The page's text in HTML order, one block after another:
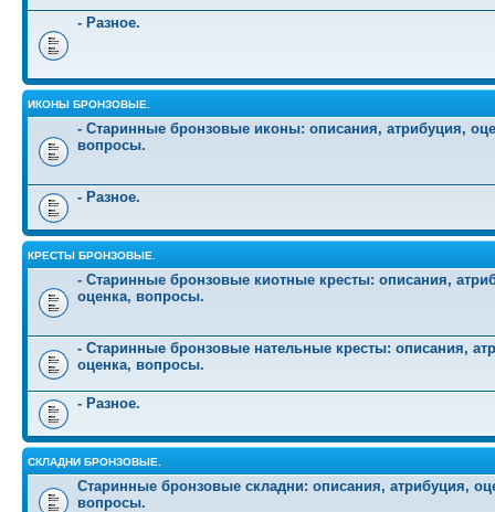
- Разное.
ИКОНЫ БРОНЗОВЫЕ.
- Старинные бронзовые иконы: описания, атрибуция,
вопросы.
- Разное.
КРЕСТЫ БРОНЗОВЫЕ.
- Старинные бронзовые киотные кресты: описания,
оценка, вопросы.
- Старинные бронзовые нательные кресты: описания,
оценка, вопросы.
- Разное.
СКЛАДНИ БРОНЗОВЫЕ.
Старинные бронзовые складни: описания, атрибуция,
вопросы.